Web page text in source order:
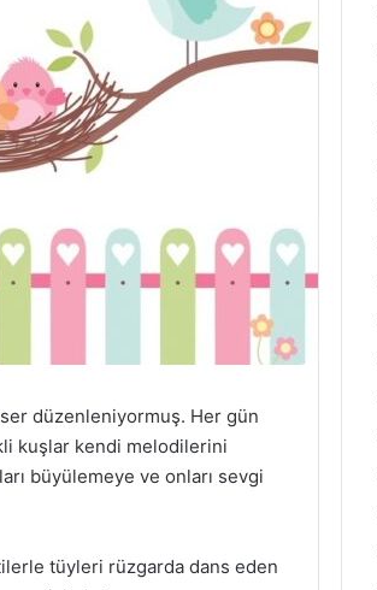
düzenleniyormuş. Her gün
kuşlar kendi melodilerini
büyülemeye ve onları sevgi
tüyleri rüzgarda dans eden